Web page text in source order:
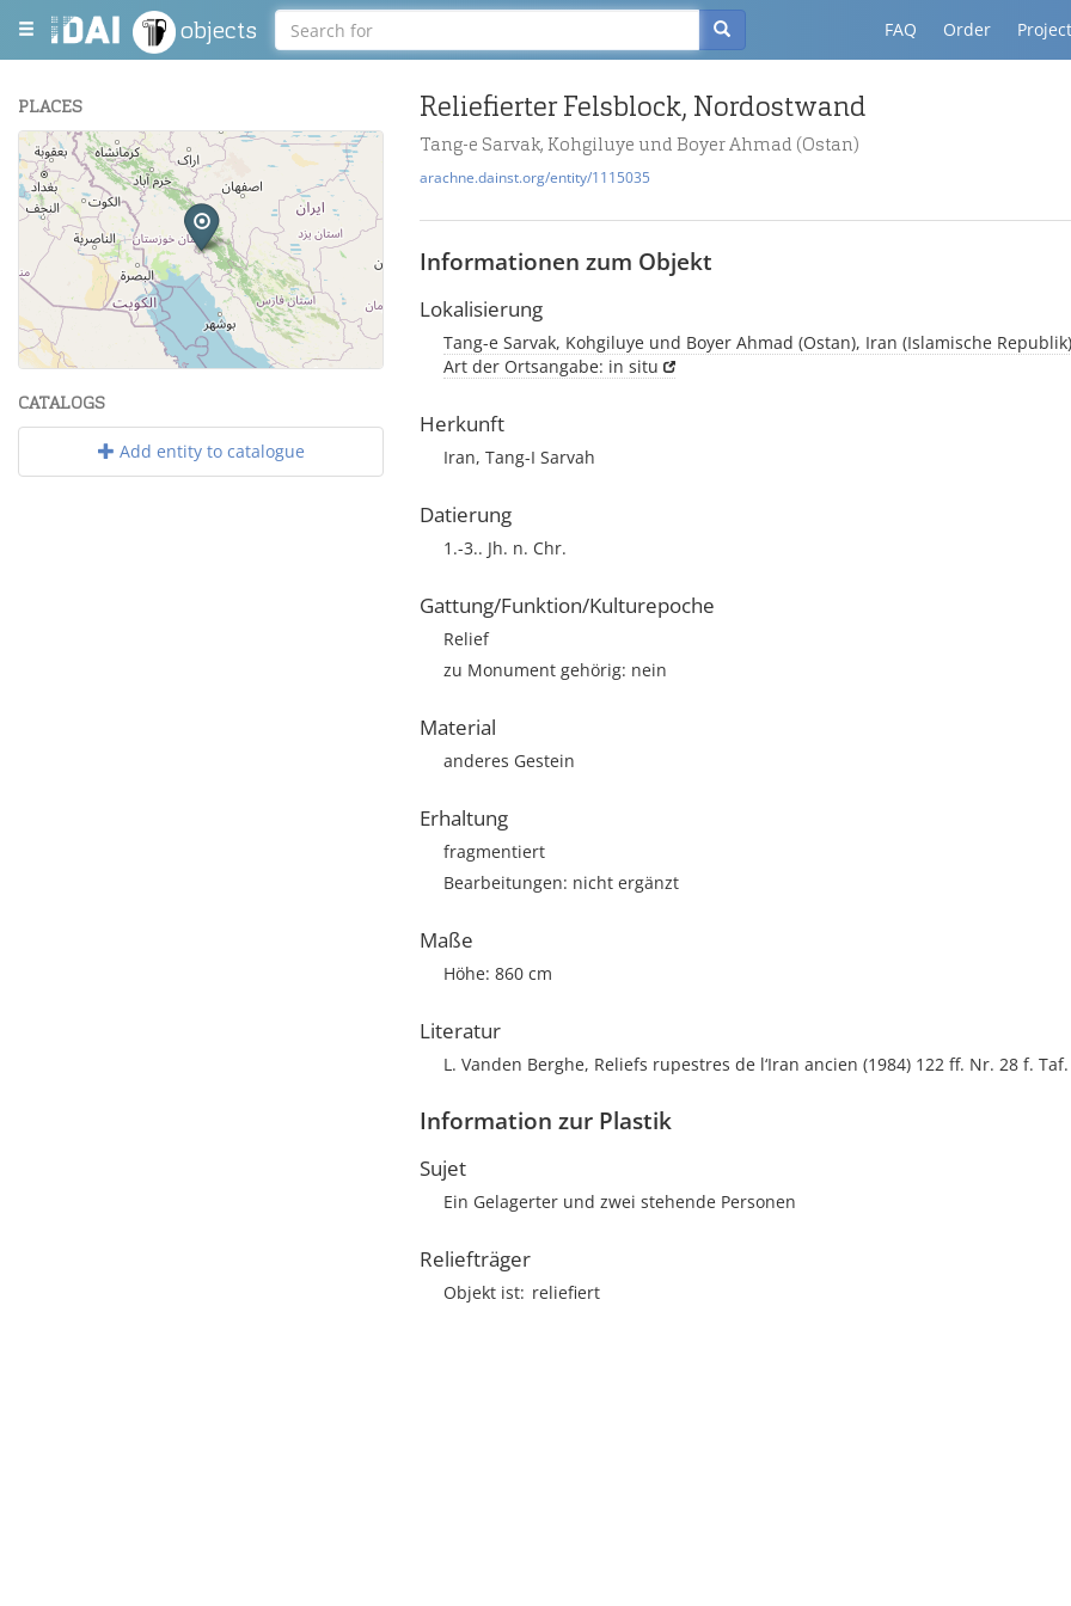
objects FAQ Order
PLACES
+
−
Leaflet| Maps and Data © OpenStreetMap
CATALOGS
Add entity to catalogue
Reliefierter Felsblock, Nordostwand
Tang-e Sarvak, Kohgiluye und Boyer Ahmad (Ostan)
arachne.dainst.org/entity/1115035
Informationen zum Objekt
Lokalisierung
Tang-e Sarvak, Kohgiluye und Boyer Ahmad (Ostan), Iran (Islamische
Art der Ortsangabe: in situ
Herkunft
Iran, Tang-I Sarvah
Datierung
1.-3.. Jh. n. Chr.
Gattung/Funktion/Kulturepoche
Relief
zu Monument gehörig: nein
Material
anderes Gestein
Erhaltung
fragmentiert
Bearbeitungen: nicht ergänzt
Maße
Höhe: 860 cm
Literatur
L. Vanden Berghe, Reliefs rupestres de l‘Iran ancien (1984) 122 ff. Nr. 28 f.
Information zur Plastik
Sujet
Ein Gelagerter und zwei stehende Personen
Reliefträger
Objekt ist reliefiert